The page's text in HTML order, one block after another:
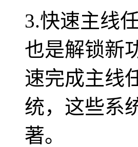
3.快速主线
也是解锁新
速完成主线
统，这些系
著。